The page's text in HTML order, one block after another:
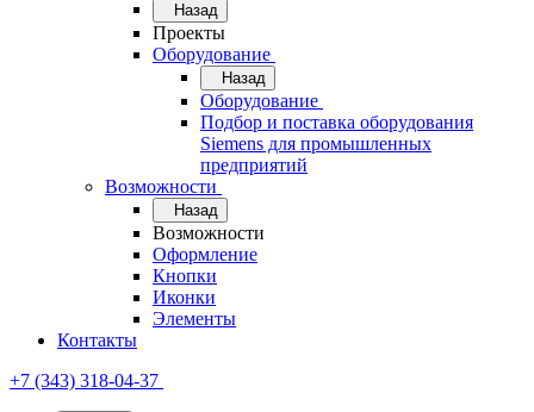
Назад
Проекты
Оборудование
Назад
Оборудование
Подбор и поставка оборудования
Siemens для промышленных
предприятий
Возможности
Назад
Возможности
Оформление
Кнопки
Иконки
Элементы
Контакты
+7 (343) 318-04-37